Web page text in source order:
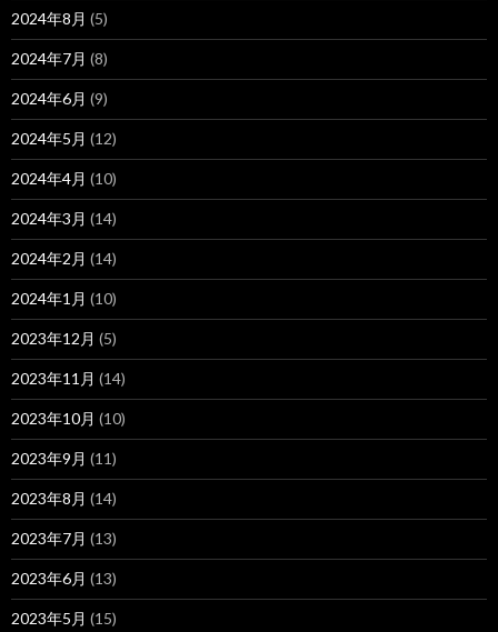
2024年8月 (5)
2024年7月 (8)
2024年6月 (9)
2024年5月 (12)
2024年4月 (10)
2024年3月 (14)
2024年2月 (14)
2024年1月 (10)
2023年12月 (5)
2023年11月 (14)
2023年10月 (10)
2023年9月 (11)
2023年8月 (14)
2023年7月 (13)
2023年6月 (13)
2023年5月 (15)